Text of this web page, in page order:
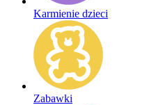
Karmienie dzieci
Zabawki